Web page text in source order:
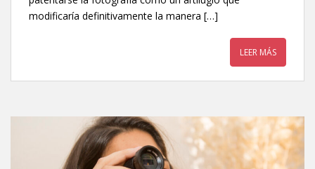
modificaría definitivamente la manera […]
LEER MÁS